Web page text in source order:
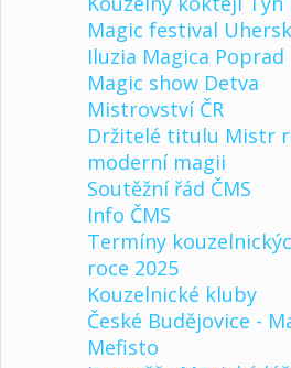
Magic festival
Iluzia Magica Poprad
Magic show Detva
Mistrovství ČR
Držitelé titulu Mistr
moderní magii
Soutěžní řád ČMS
Info ČMS
Termíny
roce 2025
Kouzelnické kluby
České Budějovice -
Mefisto